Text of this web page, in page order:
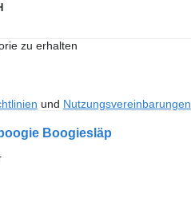
zu erhalten
und Nutzungsvereinbarungen
Boogiesläp